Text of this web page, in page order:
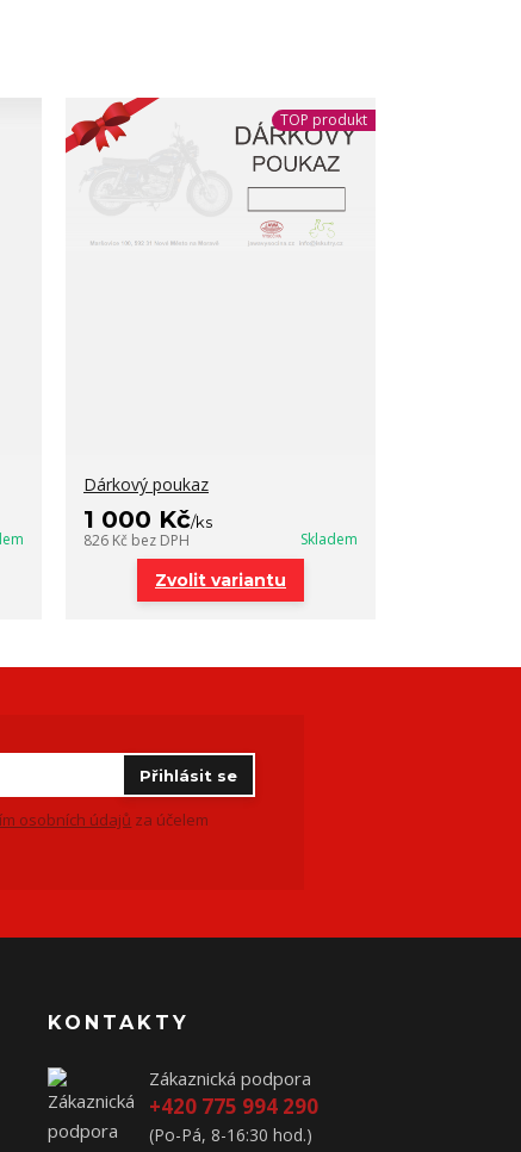
TOP produkt
Dárkový poukaz
1 000 Kč/ks
826 Kč bez DPH Skladem
Zvolit variantu
Přihlásit se
osobních údajů za účelem
KONTAKTY
Zákaznická podpora
+420 775 994 290
(Po-Pá, 8-16:30 hod.)